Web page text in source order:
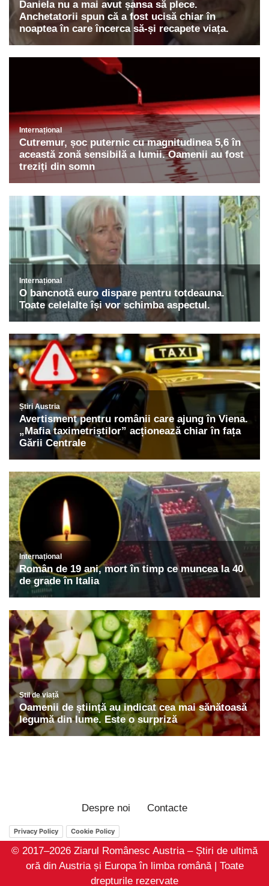
Despre noi Contacte
Privacy Policy Cookie Policy
© 2017–2026 Ziarul Românesc Austria – Știri de ultimă
oră din Austria și Europa în limba română | Toate
drepturile rezervate